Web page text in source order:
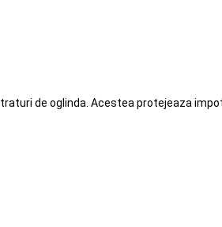
de oglinda. Acestea protejeaza